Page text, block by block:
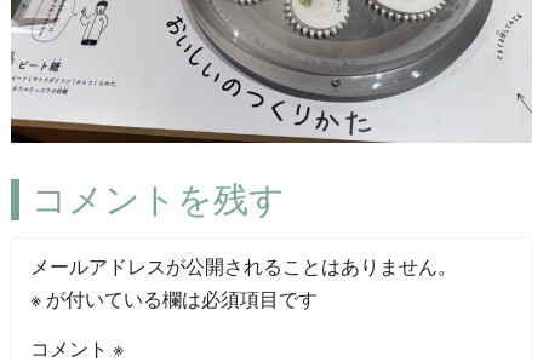
コメントを残す
メールアドレスが公開されることはありません。
※が付いている欄は必須項目です
コメント ※